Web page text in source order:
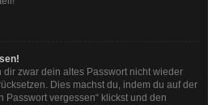
dir zwar dein altes Passwort nicht wieder
Dies machst du, indem du auf der
Passwort vergessen“ klickst und den